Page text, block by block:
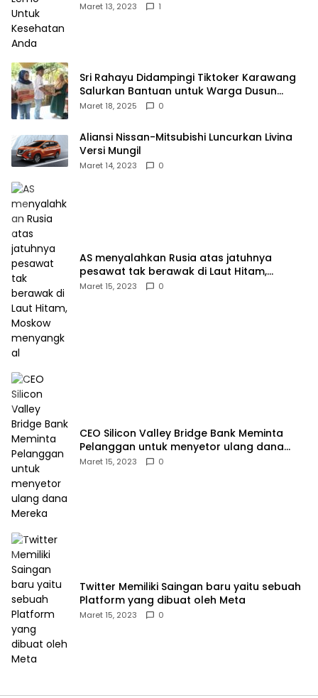
Maret 13, 2023 1
Sri Rahayu Didampingi Tiktoker Karawang
Salurkan Bantuan untuk Warga Dusun
Kampek Desa Karangligar
Maret 18, 2025 0
Aliansi Nissan-Mitsubishi Luncurkan Livina
Versi Mungil
Maret 14, 2023 0
AS menyalahkan Rusia atas jatuhnya
pesawat tak berawak di Laut Hitam,
Moskow menyangkal
Maret 15, 2023 0
CEO Silicon Valley Bridge Bank Meminta
Pelanggan untuk menyetor ulang dana
Mereka
Maret 15, 2023 0
Twitter Memiliki Saingan baru yaitu sebuah
Platform yang dibuat oleh Meta
Maret 15, 2023 0